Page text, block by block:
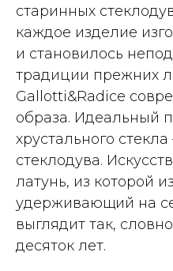
старинных
каждое изделие
и становилось
традиции прежних
Gallotti&Radice
образа. Идеальный
хрустального
стеклодува.
латунь, из которой
удерживающий на
выглядит так,
десяток лет.